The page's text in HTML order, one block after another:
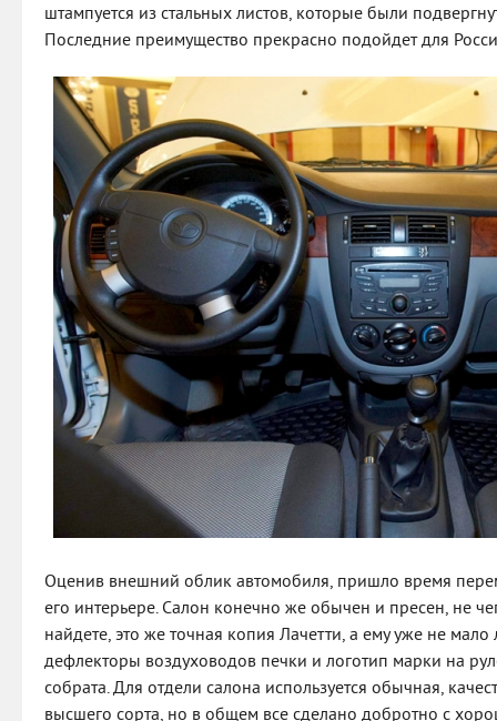
штампуется из стальных листов, которые были
Последние преимущество прекрасно подойдет для
Оценив внешний облик автомобиля, пришло время
его интерьере. Салон конечно же обычен и пресен, не
найдете, это же точная копия Лачетти, а ему уже не
дефлекторы воздуховодов печки и логотип марки на
собрата. Для отдели салона используется обычная,
высшего сорта, но в общем все сделано добротно с